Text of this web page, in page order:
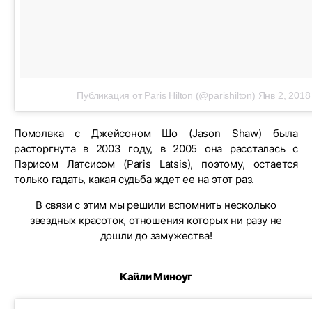
Публикация от Paris Hilton (@parishilton) Янв 2,
Помолвка с Джейсоном Шо (Jason Shaw) была
расторгнута в 2003 году, в 2005 она рассталась с
Пэрисом Латсисом (Paris Latsis), поэтому, остается
только гадать, какая судьба ждет ее на этот раз.
В связи с этим мы решили вспомнить несколько
звездных красоток, отношения которых ни разу не
дошли до замужества!
Кайли Миноуг